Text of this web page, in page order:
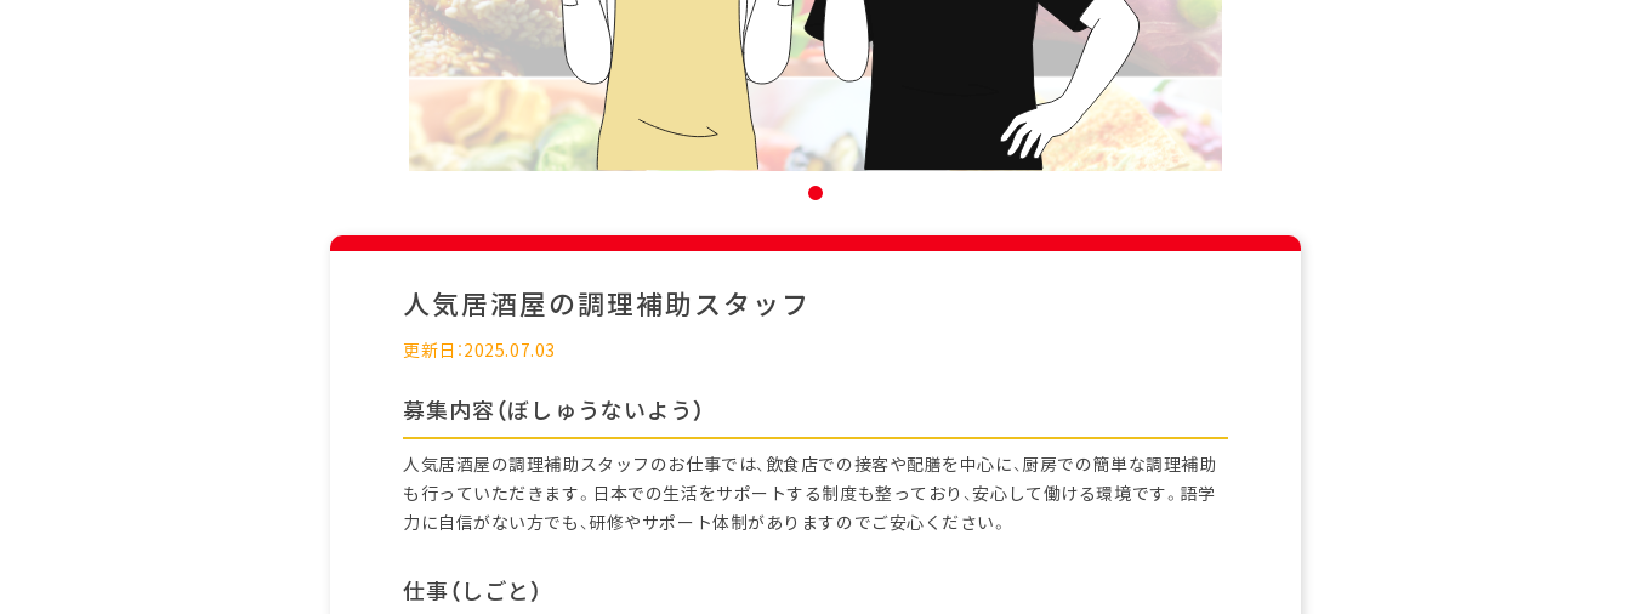
人気居酒屋の調理補助スタッフ
更新日：2025.07.03
募集内容（ぼしゅうないよう）
人気居酒屋の調理補助スタッフのお仕事では、飲食店での接客や配膳を中心に、厨房での簡単な調理補助
も行っていただきます。日本での生活をサポートする制度も整っており、安心して働ける環境です。語学
力に自信がない方でも、研修やサポート体制がありますのでご安心ください。
仕事（しごと）